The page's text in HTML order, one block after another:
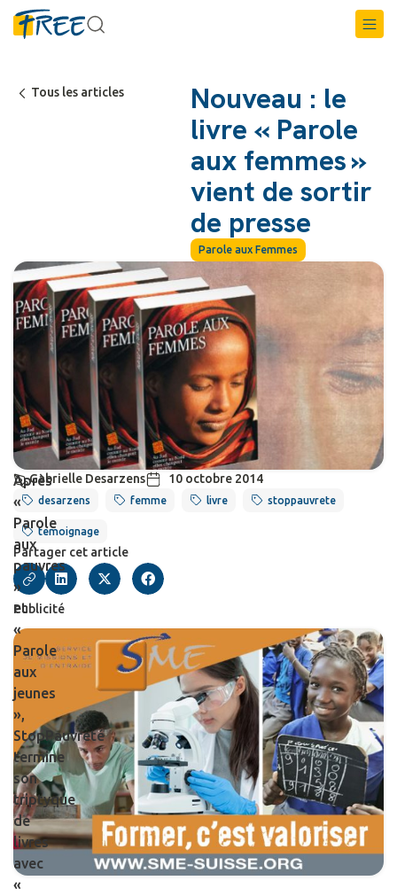
Tous les articles
Nouveau : le
livre « Parole
aux femmes »
vient de sortir
de presse
Parole aux Femmes
Gabrielle Desarzens 10 octobre 2014
desarzens femme livre stoppauvrete
temoignage
Partager cet article
Publicité
Après
«
Parole
aux
pauvres
»
et
«
Parole
aux
jeunes
»,
StopPauvreté
termine
son
triptyque
de
livres
avec
«